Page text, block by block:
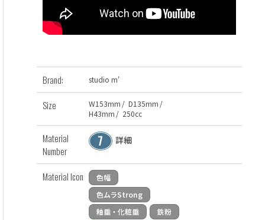
Brand: studio m'
Size W153mm / D135mm /
H43mm / 250cc
Material
Number
詳細
Material Icon
色幅
色ムラStrong
釉垂・化粧垂
鉄粉